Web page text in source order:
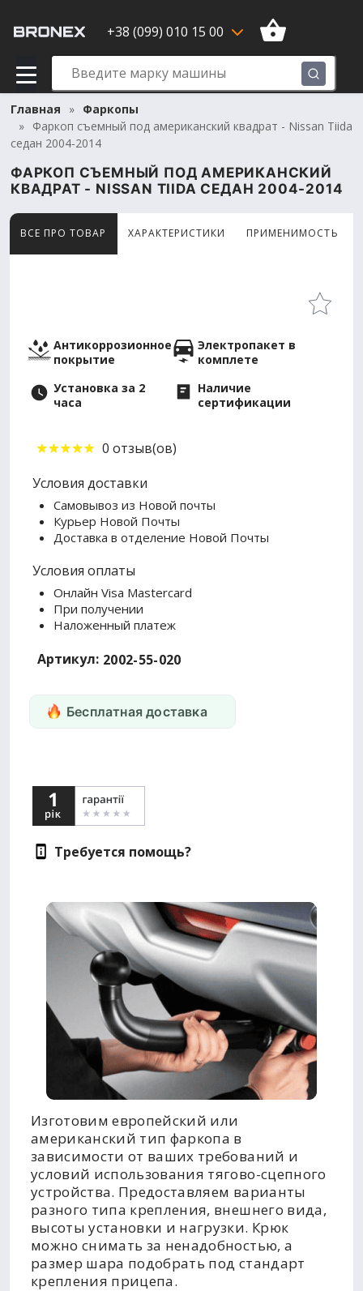
+38 (099) 010 15 00
Главная
Фаркопы
Фаркоп съемный под американский квадрат - Nissan Tiida
седан 2004-2014
ФАРКОП СЪЕМНЫЙ ПОД АМЕРИКАНСКИЙ
КВАДРАТ - NISSAN TIIDA СЕДАН 2004-2014
ВСЕ ПРО ТОВАР ХАРАКТЕРИСТИКИ ПРИМЕНИМОСТЬ
Товар просматривают сейчас 11 человек
Антикоррозионное
покрытие
Электропакет в
комплете
Установка за 2
часа
Наличие
сертификации
0 отзыв(ов)
Условия доставки
Самовывоз из Новой почты
Курьер Новой Почты
Доставка в отделение Новой Почты
Условия оплаты
Онлайн Visa Mastercard
При получении
Наложенный платеж
Артикул: 2002-55-020
Бесплатная доставка
Требуется помощь?
Изготовим европейский или
американский тип фаркопа в
зависимости от ваших требований и
условий использования тягово-сцепного
устройства. Предоставляем варианты
разного типа крепления, внешнего вида,
высоты установки и нагрузки. Крюк
можно снимать за ненадобностью, а
размер шара подобрать под стандарт
крепления прицепа.